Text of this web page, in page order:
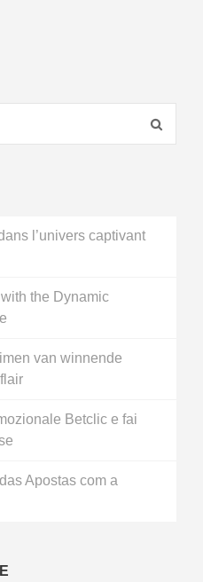
l’univers captivant
the Dynamic
van winnende
Betclic e fai
Apostas com a